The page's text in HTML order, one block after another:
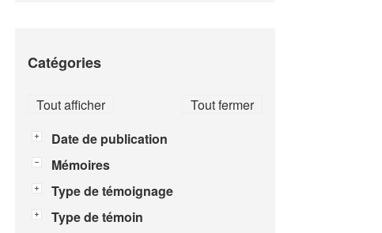
Catégories
Tout fermer
Tout afficher
Date de publication
Mémoires
Type de témoignage
Type de témoin